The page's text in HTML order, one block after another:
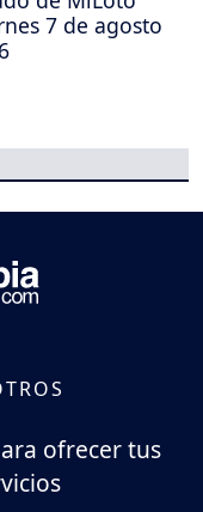
7 de agosto
ofrecer tus